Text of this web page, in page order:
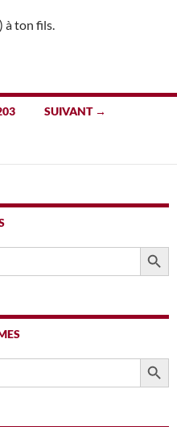
à ton fils.
SUIVANT →
SEARCH
SEARCH